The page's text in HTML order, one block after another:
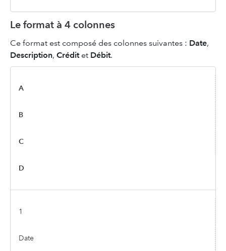
Le format à 4 colonnes
Ce format est composé des colonnes suivantes : Date,
Description, Créditet Débit.
A
B
C
D
1
Date